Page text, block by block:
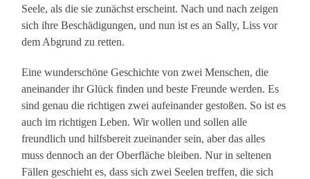
Seele, als die sie zunächst erscheint. Nach und nach zeigen
sich ihre Beschädigungen, und nun ist es an Sally, Liss vor
dem Abgrund zu retten.
Eine wunderschöne Geschichte von zwei Menschen, die
aneinander ihr Glück finden und beste Freunde werden. Es
sind genau die richtigen zwei aufeinander gestoßen. So ist es
auch im richtigen Leben. Wir wollen und sollen alle
freundlich und hilfsbereit zueinander sein, aber das alles
muss dennoch an der Oberfläche bleiben. Nur in seltenen
Fällen geschieht es, dass sich zwei Seelen treffen, die sich